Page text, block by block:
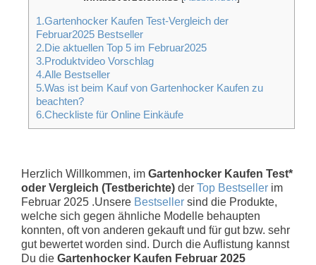
1.Gartenhocker Kaufen Test-Vergleich der
Februar2025 Bestseller
2.Die aktuellen Top 5 im Februar2025
3.Produktvideo Vorschlag
4.Alle Bestseller
5.Was ist beim Kauf von Gartenhocker Kaufen zu
beachten?
6.Checkliste für Online Einkäufe
Herzlich Willkommen, im Gartenhocker Kaufen Test*
oder Vergleich (Testberichte) der Top Bestseller im
Februar 2025 .Unsere Bestseller sind die Produkte,
welche sich gegen ähnliche Modelle behaupten
konnten, oft von anderen gekauft und für gut bzw. sehr
gut bewertet worden sind. Durch die Auflistung kannst
Du die Gartenhocker Kaufen Februar 2025